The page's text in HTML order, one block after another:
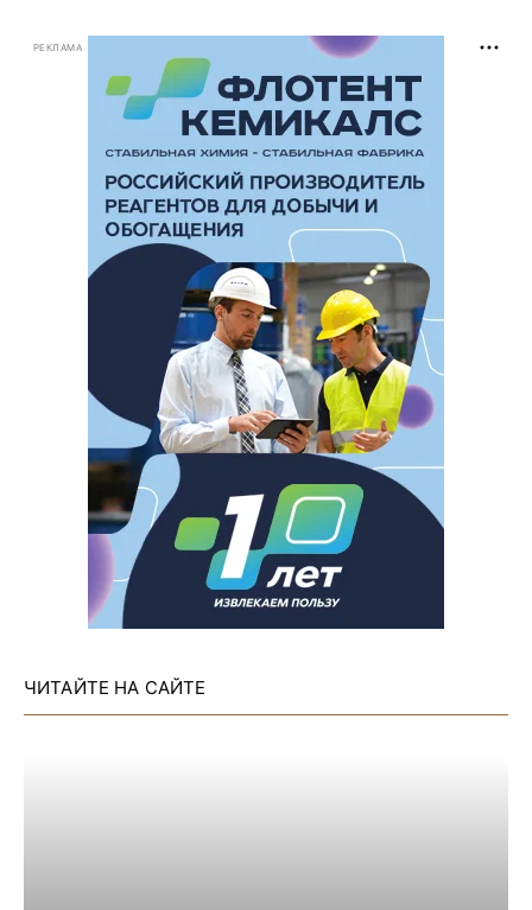
РЕКЛАМА
ЧИТАЙТЕ НА САЙТЕ